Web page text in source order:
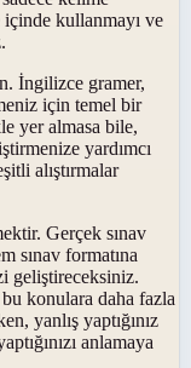
kullanmayı ve
İngilizce gramer,
için temel bir
yer almasa bile,
yardımcı
alıştırmalar
Gerçek sınav
sınav formatına
geliştireceksiniz.
konulara daha fazla
yanlış yaptığınız
anlamaya